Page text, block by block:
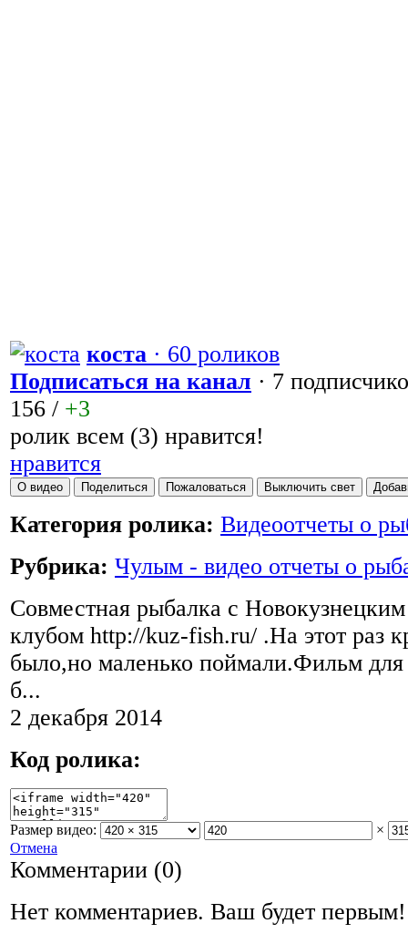
коста · 60 роликов
Подписаться на канал · 7
156 / +3
ролик всем (3) нравится!
нравится
О видео Поделиться Пожаловаться Выключить свет
Категория ролика: Видеоотчеты о
Рубрика: Чулым - видео отчеты о
Совместная рыбалка с
клубом http://kuz-fish.ru/ .На этот раз
было,но маленько поймали.Фильм для
б...
2 декабря 2014
Код ролика:
Размер видео:
×
Отмена
Комментарии (0)
Нет комментариев. Ваш будет первым!